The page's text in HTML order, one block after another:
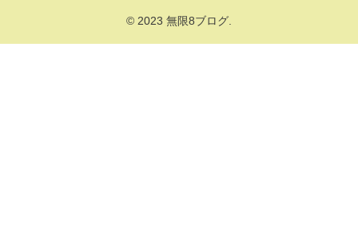
© 2023 無限8ブログ.